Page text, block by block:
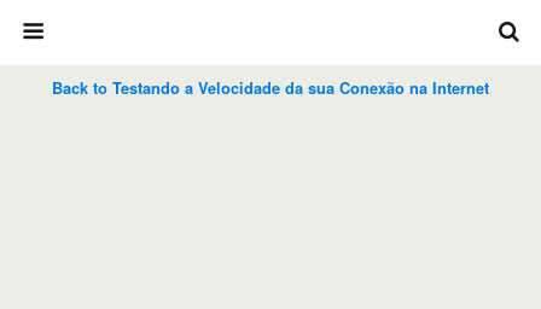
Back to Testando a Velocidade da sua Conexão na Internet